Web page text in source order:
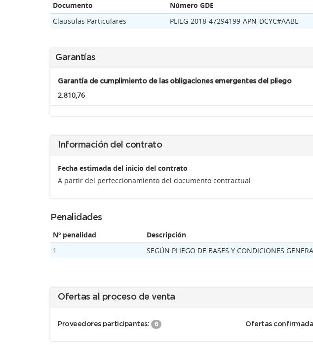
Documento Número GDE
Clausulas Particulares
PLIEG-2018-47294199-APN-DCYC#AABE
Garantías
Garantía de cumplimiento de las obligaciones emergentes del pliego
2.810,76
Información del contrato
Fecha estimada del inicio del contrato
A partir del perfeccionamiento del documento contractual
Penalidades
Nº penalidad
Descripción
1
SEGÚN PLIEGO DE BASES Y CONDICIONES
Ofertas al proceso de venta
Proveedores participantes: 6 Ofertas